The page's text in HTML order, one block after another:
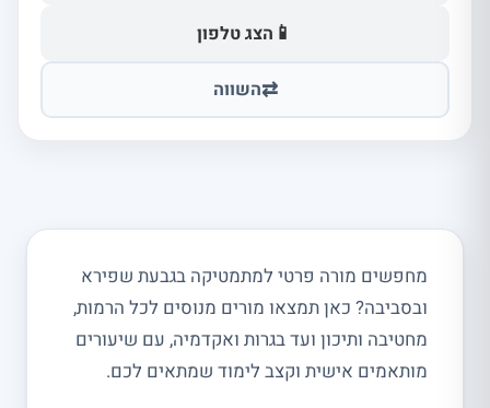
📱 הצג טלפון
⇄השווה
מחפשים מורה פרטי למתמטיקה בגבעת שפירא
ובסביבה? כאן תמצאו מורים מנוסים לכל הרמות,
מחטיבה ותיכון ועד בגרות ואקדמיה, עם שיעורים
מותאמים אישית וקצב לימוד שמתאים לכם.